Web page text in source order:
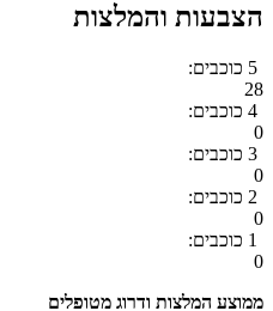
הצבעות והמלצות
5 כוכבים:
28
4 כוכבים:
0
3 כוכבים:
0
2 כוכבים:
0
1 כוכבים:
0
ממוצע המלצות ודרוג מטופלים